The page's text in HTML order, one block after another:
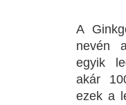
A
nevén
egyik
akár
ezek a